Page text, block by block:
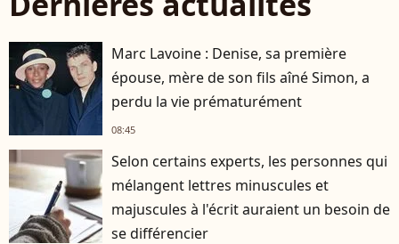
Marc Lavoine : Denise, sa première
épouse, mère de son fils aîné Simon, a
perdu la vie prématurément
08:45
Selon certains experts, les personnes qui
mélangent lettres minuscules et
majuscules à l'écrit auraient un besoin de
se différencier